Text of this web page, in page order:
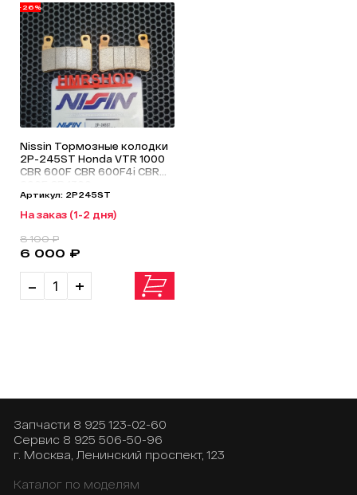
-26%
Nissin Тормозные колодки
2P-245ST Honda VTR 1000
CBR 600F CBR 600F4i CBR
Артикул: 2P245ST
На заказ (1-2 дня)
- +
6 000 ₽
8 100 ₽
Запчасти 8 925 123-02-60
Сервис 8 925 506-50-96
г. Москва, Ленинский проспект, 123
Каталог по моделям